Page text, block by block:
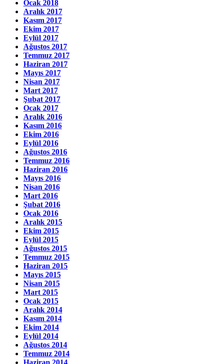
Ocak 2018
Aralık 2017
Kasım 2017
Ekim 2017
Eylül 2017
Ağustos 2017
Temmuz 2017
Haziran 2017
Mayıs 2017
Nisan 2017
Mart 2017
Şubat 2017
Ocak 2017
Aralık 2016
Kasım 2016
Ekim 2016
Eylül 2016
Ağustos 2016
Temmuz 2016
Haziran 2016
Mayıs 2016
Nisan 2016
Mart 2016
Şubat 2016
Ocak 2016
Aralık 2015
Ekim 2015
Eylül 2015
Ağustos 2015
Temmuz 2015
Haziran 2015
Mayıs 2015
Nisan 2015
Mart 2015
Ocak 2015
Aralık 2014
Kasım 2014
Ekim 2014
Eylül 2014
Ağustos 2014
Temmuz 2014
Haziran 2014